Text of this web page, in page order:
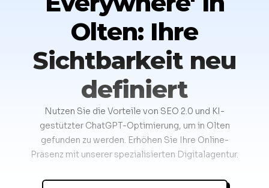
Olten: Ihre
Sichtbarkeit neu
definiert
Nutzen Sie die Vorteile von SEO 2.0 und KI-
gestützter ChatGPT-Optimierung, um in Olten
gefunden zu werden. Erhöhen Sie Ihre Online-
Präsenz mit unserer spezialisierten Digitalagentur.